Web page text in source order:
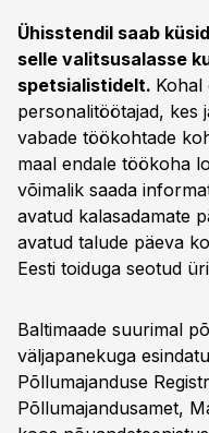
Ühisstendil saab
selle valitsusalasse
spetsialistidelt. Kohal
personalitöötajad, kes
vabade töökohtade
maal endale töökoha
võimalik saada
avatud kalasadamate
avatud talude päeva
Eesti toiduga seotud
Baltimaade suurimal
väljapanekuga
Põllumajanduse
Põllumajandusamet,